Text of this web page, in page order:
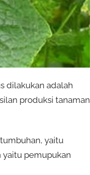
dilakukan adalah
produksi tanaman
yaitu
yaitu pemupukan